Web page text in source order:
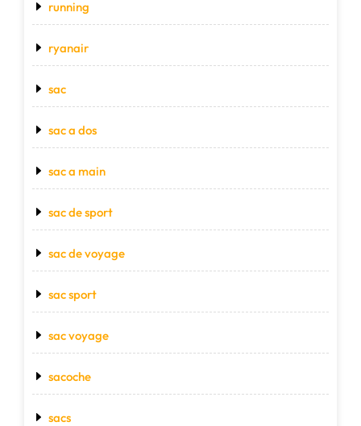
running
ryanair
sac
sac a dos
sac a main
sac de sport
sac de voyage
sac sport
sac voyage
sacoche
sacs